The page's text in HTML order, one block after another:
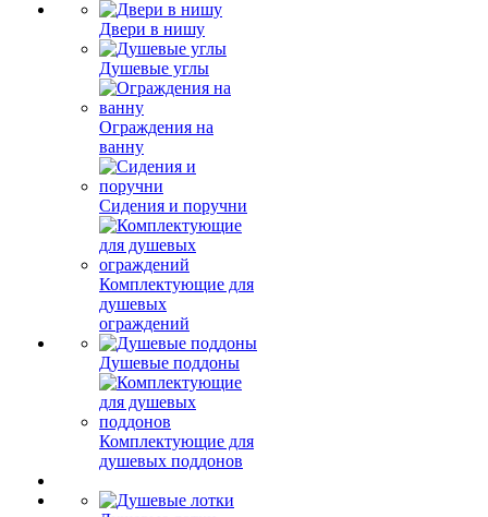
Двери в нишу
Душевые углы
Ограждения на
ванну
Сидения и поручни
Комплектующие для
душевых
ограждений
Душевые поддоны
Комплектующие для
душевых поддонов